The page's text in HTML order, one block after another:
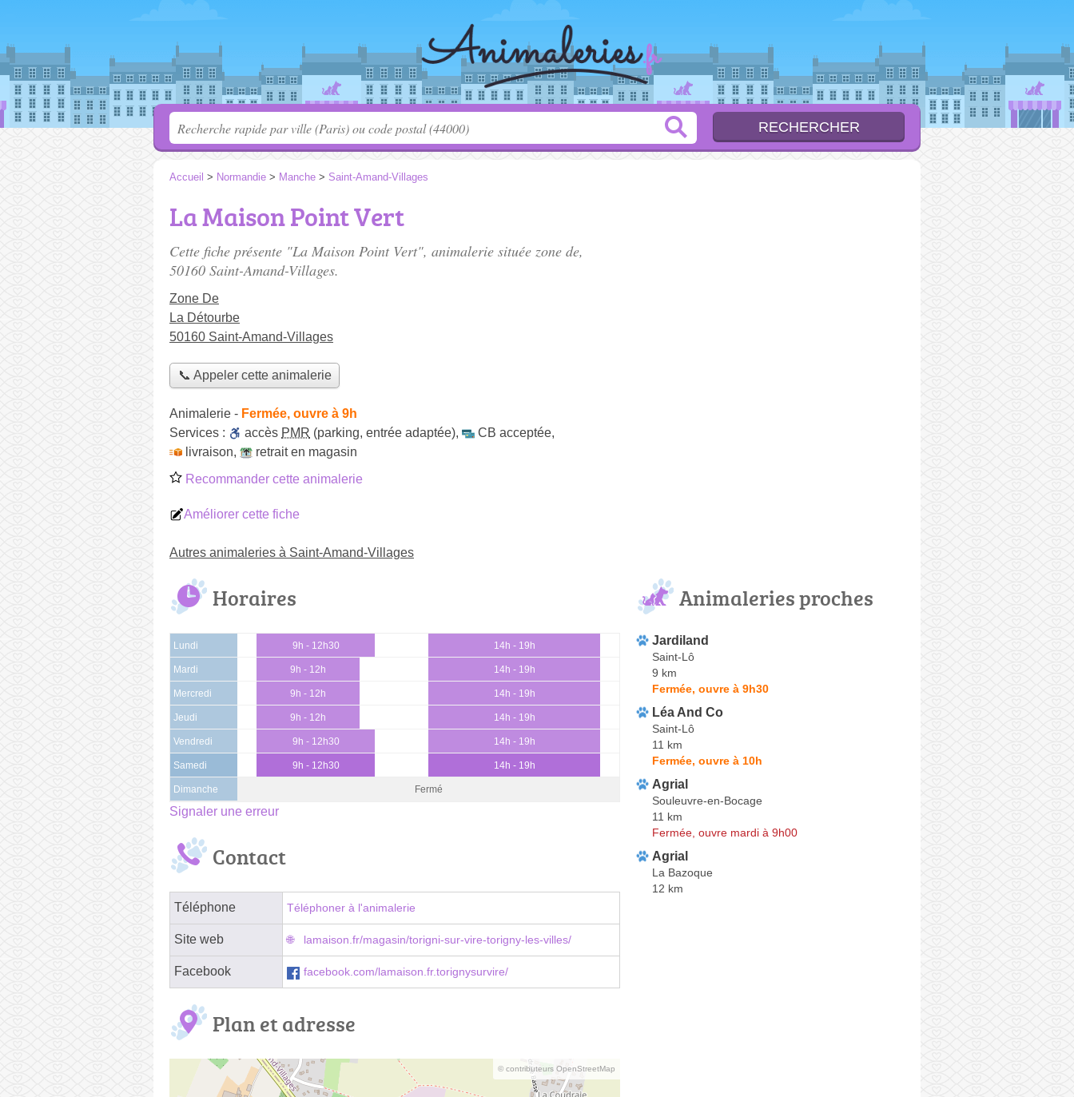
Accueil > Normandie > Manche > Saint-Amand-Villages
La Maison Point Vert
Cette fiche présente "La Maison Point Vert", animalerie située zone de,
50160 Saint-Amand-Villages.
Zone De
La Détourbe
50160 Saint-Amand-Villages
📞 Appeler cette animalerie
Animalerie - Fermée, ouvre à 9h
Services :
accès PMR (parking, entrée adaptée), CB acceptée,
livraison,
retrait en magasin
Recommander cette animalerie
Améliorer cette fiche
Autres animaleries à Saint-Amand-Villages
Horaires
Lundi 9h - 12h30 14h - 19h
Mardi 9h - 12h 14h - 19h
Mercredi 9h - 12h 14h - 19h
Jeudi 9h - 12h 14h - 19h
Vendredi 9h - 12h30 14h - 19h
Samedi 9h - 12h30 14h - 19h
Dimanche Fermé
Signaler une erreur
Contact
Téléphone Téléphoner à l'animalerie
Site web lamaison.fr/magasin/torigni-sur-vire-torigny-les-villes/
Facebook facebook.com/lamaison.fr.torignysurvire/
Plan et adresse
© contributeurs OpenStreetMap
Animaleries proches
Jardiland
Saint-Lô
9 km
Fermée, ouvre à 9h30
Léa And Co
Saint-Lô
11 km
Fermée, ouvre à 10h
Agrial
Souleuvre-en-Bocage
11 km
Fermée, ouvre mardi à 9h00
Agrial
La Bazoque
12 km